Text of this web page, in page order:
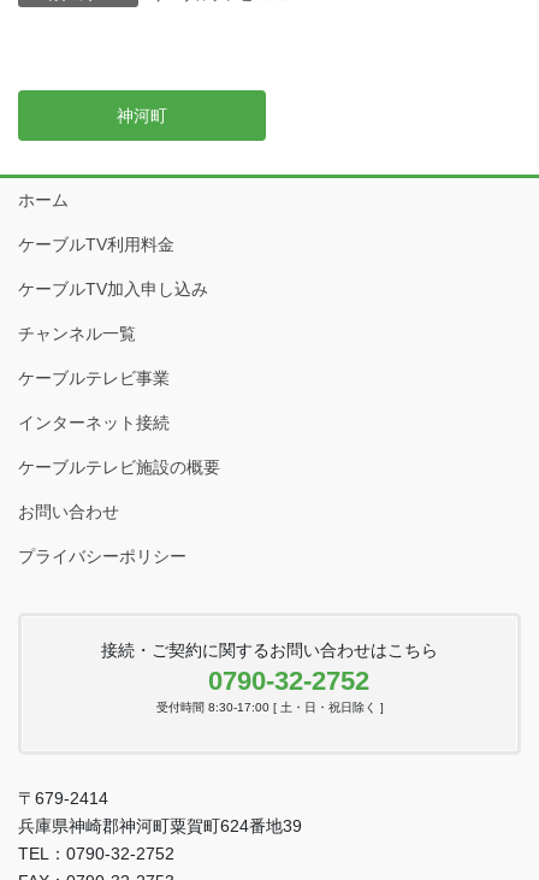
神河町
ホーム
ケーブルTV利用料金
ケーブルTV加入申し込み
チャンネル一覧
ケーブルテレビ事業
インターネット接続
ケーブルテレビ施設の概要
お問い合わせ
プライバシーポリシー
接続・ご契約に関するお問い合わせはこちら
0790-32-2752
受付時間 8:30-17:00 [ 土・日・祝日除く ]
〒679-2414
兵庫県神崎郡神河町粟賀町624番地39
TEL：0790-32-2752